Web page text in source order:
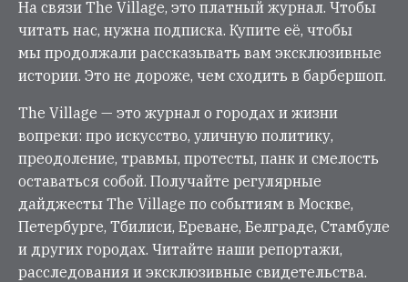
На связи The Village, это платный журнал. Чтобы
читать нас, нужна подписка. Купите её, чтобы
мы продолжали рассказывать вам эксклюзивные
истории. Это не дороже, чем сходить в барбершоп.
The Village — это журнал о городах и жизни
вопреки: про искусство, уличную политику,
преодоление, травмы, протесты, панк и смелость
оставаться собой. Получайте регулярные
дайджесты The Village по событиям в Москве,
Петербурге, Тбилиси, Ереване, Белграде, Стамбуле
и других городах. Читайте наши репортажи,
расследования и эксклюзивные свидетельства.